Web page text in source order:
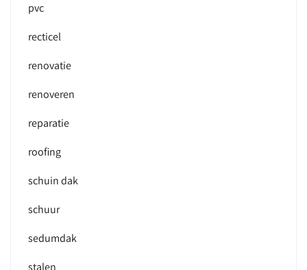
pvc
recticel
renovatie
renoveren
reparatie
roofing
schuin dak
schuur
sedumdak
stalen